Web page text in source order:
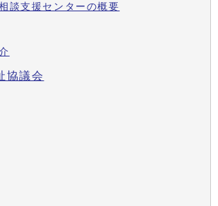
談支援センターの概要
協議会